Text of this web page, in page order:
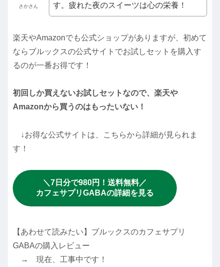
さかさん
す。疲れた夜のスイーツは心の栄養！
楽天やAmazonでも公式ショップがありますが、初めて
ならブルックスの公式サイトでお試しセットを購入す
るのが一番お得です！
初回しか買えないお試しセットなので、楽天や
Amazonから買うのはもったいない！
↓お得な公式サイトは、こちらから詳細が見られま
す！
＼7日分で980円！送料無料／
カフェサプリGABAの詳細を見る
【あわせて読みたい】ブルックスのカフェサプリ
GABAの購入レビュー
→ 現在、工事中です！